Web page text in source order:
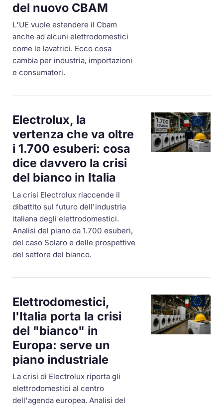
del nuovo CBAM
L'UE vuole estendere il Cbam
anche ad alcuni elettrodomestici
come le lavatrici. Ecco cosa
cambia per industria, importazioni
e consumatori.
Electrolux, la
vertenza che va oltre
i 1.700 esuberi: cosa
dice davvero la crisi
del bianco in Italia
La crisi Electrolux riaccende il
dibattito sul futuro dell'industria
italiana degli elettrodomestici.
Analisi del piano da 1.700 esuberi,
del caso Solaro e delle prospettive
del settore del bianco.
Elettrodomestici,
l'Italia porta la crisi
del "bianco" in
Europa: serve un
piano industriale
La crisi di Electrolux riporta gli
elettrodomestici al centro
dell'agenda europea. Analisi del